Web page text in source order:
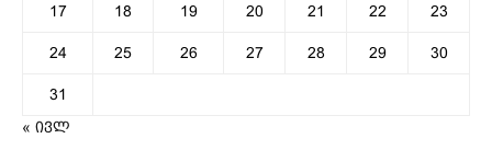
17 18 19 20 21 22 23
24 25 26 27 28 29 30
31
« ივლ